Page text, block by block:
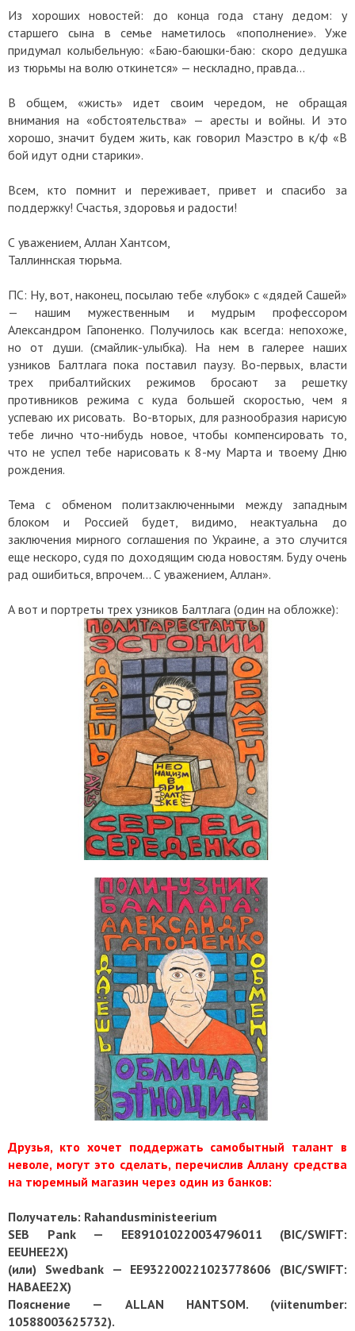
Из хороших новостей: до конца года стану дедом: у
старшего сына в семье наметилось «пополнение». Уже
придумал колыбельную: «Баю-баюшки-баю: скоро дедушка
из тюрьмы на волю откинется» — нескладно, правда…
В общем, «жисть» идет своим чередом, не обращая
внимания на «обстоятельства» — аресты и войны. И это
хорошо, значит будем жить, как говорил Маэстро в к/ф «В
бой идут одни старики».
Всем, кто помнит и переживает, привет и спасибо за
поддержку! Счастья, здоровья и радости!
С уважением, Аллан Хантсом,
Таллиннская тюрьма.
ПС: Ну, вот, наконец, посылаю тебе «лубок» с «дядей Сашей»
— нашим мужественным и мудрым профессором
Александром Гапоненко. Получилось как всегда: непохоже,
но от души. (смайлик-улыбка). На нем в галерее наших
узников Балтлага пока поставил паузу. Во-первых, власти
трех прибалтийских режимов бросают за решетку
противников режима с куда большей скоростью, чем я
успеваю их рисовать. Во-вторых, для разнообразия нарисую
тебе лично что-нибудь новое, чтобы компенсировать то,
что не успел тебе нарисовать к 8-му Марта и твоему Дню
рождения.
Тема с обменом политзаключенными между западным
блоком и Россией будет, видимо, неактуальна до
заключения мирного соглашения по Украине, а это случится
еще нескоро, судя по доходящим сюда новостям. Буду очень
рад ошибиться, впрочем… С уважением, Аллан».
А вот и портреты трех узников Балтлага (один на обложке):
Друзья, кто хочет поддержать самобытный талант в
неволе, могут это сделать, перечислив Аллану средства
на тюремный магазин через один из банков:
Получатель: Rahandusministeerium
SEB Pank — EE891010220034796011 (BIC/SWIFT:
EEUHEE2X)
(или) Swedbank — EE932200221023778606 (BIC/SWIFT:
HABAEE2X)
Пояснение — АLLAN HANTSOM. (viitenumber:
10588003625732).